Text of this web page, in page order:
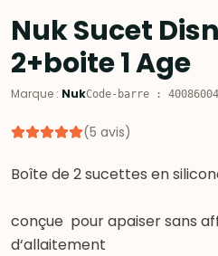
Nuk Sucet
2+boite 1 Age
Marque : NukCode-barre :
(5 avis)
Boîte de 2 sucettes en
conçue pour apaiser sans
d‘allaitement